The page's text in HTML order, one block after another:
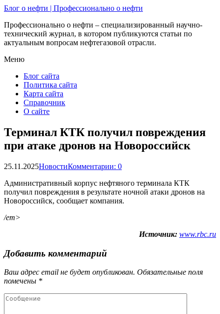
Блог о нефти | Профессионально о нефти
Профессионально о нефти – специализированный научно-
технический журнал, в котором публикуются статьи по
актуальным вопросам нефтегазовой отрасли.
Меню
Блог сайта
Политика сайта
Карта сайта
Справочник
О сайте
Терминал КТК получил повреждения
при атаке дронов на Новороссийск
25.11.2025НовостиКомментарии: 0
Административный корпус нефтяного терминала КТК
получил повреждения в результате ночной атаки дронов на
Новороссийск, сообщает компания.
/em>
Источник: www.rbc.ru
Добавить комментарий
Ваш адрес email не будет опубликован. Обязательные поля
помечены *